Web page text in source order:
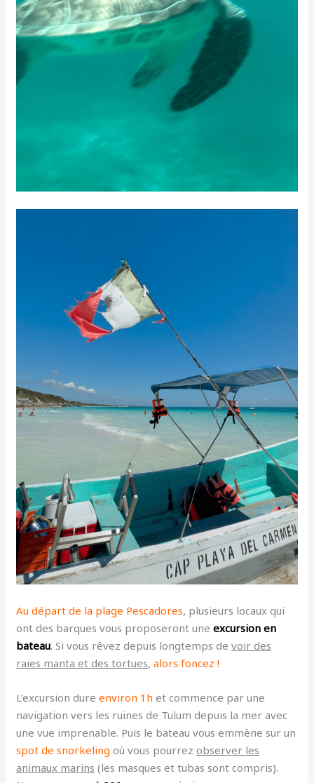
Au départ de la plage Pescadores, plusieurs locaux qui
ont des barques vous proposeront uneexcursion en
bateau. Si vous rêvez depuis longtemps devoir des
raies manta et des tortues,alors foncez !
L’excursion dureenviron 1h et commence par une
navigation vers les ruines de Tulum depuis la mer avec
une vue imprenable. Puis le bateau vous emmène sur un
spot de snorkeling où vous pourrezobserver les
animaux marins (les masques et tubas sont compris).